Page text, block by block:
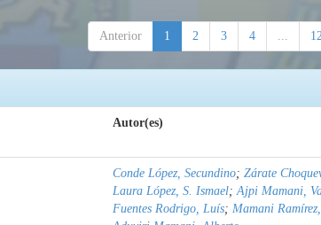
Anterior 1 2 3 4 ...
Autor(es)
Conde López, Secundino; Zárate
Laura López, S. Ismael;Ajpi Mamani,
Fuentes Rodrigo, Luís; Mamani